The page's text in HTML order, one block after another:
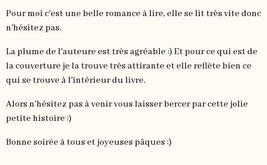
Pour moi c'est une belle romance à lire, elle se lit très vite donc
n'hésitez pas.
La plume de l'auteure est très agréable :) Et pour ce qui est de
la couverture je la trouve très attirante et elle reflète bien ce
qui se trouve à l'intérieur du livre.
Alors n'hésitez pas à venir vous laisser bercer par cette jolie
petite histoire :)
Bonne soirée à tous et joyeuses pâques :)